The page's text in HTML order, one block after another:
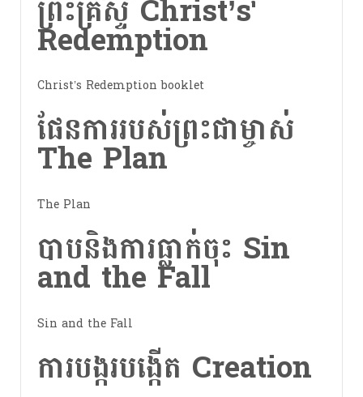
ព្រះគ្រីស្ទ Christ’s
Redemption
Christ’s Redemption booklet
ផែនការរបស់ព្រះជាម្ចាស់
The Plan
The Plan
បាបនិងការធ្លាក់ចុះ Sin
and the Fall
Sin and the Fall
ការបង្ករបង្កើត Creation